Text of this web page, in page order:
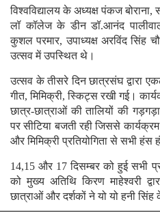
विश्वविद्यालय के अध्यक्ष पंकज
लॉ कॉलेज के डीन डॉ.आनंद
कुशल परमार, उपाध्यक्ष अरविंद सिंह
उत्सव में उपस्थित थे।
उत्सव के तीसरे दिन छात्रसंघ द्वारा
गीत, मिमिक्री, स्किट्स रखी गई।
छात्र-छात्राओं की तालियों की
पर सीटिया बजती रही जिससे
और मिमिक्री प्रतियोगिता से सभी हंस
14,15 और 17 दिसम्बर को हुई सभी
को मुख्य अतिथि किरण माहेश्वरी
छात्राओं और दर्शकों ने यो यो हनी